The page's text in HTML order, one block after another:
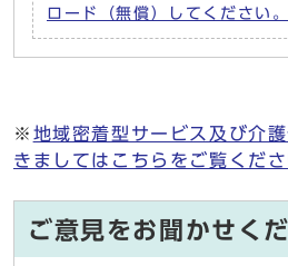
ロード（無償）してください。
※ 地域密着型サービス及び介
きましてはこちらをご覧くださ
ご意見をお聞かせく